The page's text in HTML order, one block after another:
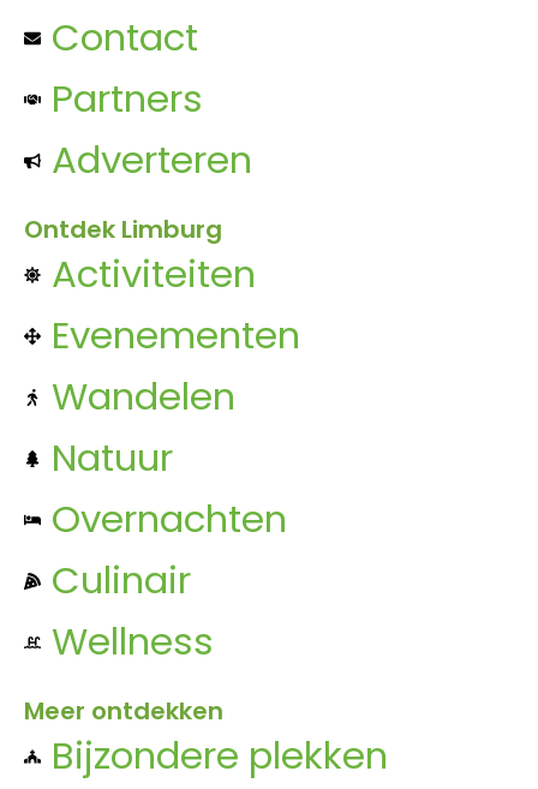
Contact
Partners
Adverteren
Ontdek Limburg
Activiteiten
Evenementen
Wandelen
Natuur
Overnachten
Culinair
Wellness
Meer ontdekken
Bijzondere plekken